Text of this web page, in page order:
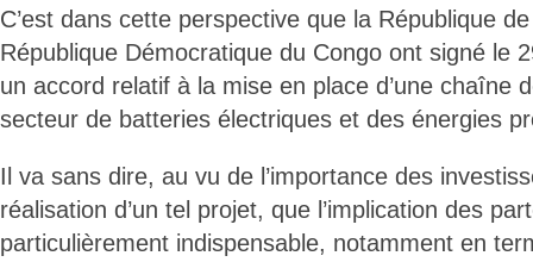
C’est dans cette perspective que la République
République Démocratique du Congo ont signé le
un accord relatif à la mise en place d’une chaîne
secteur de batteries électriques et des énergies
Il va sans dire, au vu de l’importance des
réalisation d’un tel projet, que l’implication des
particulièrement indispensable, notamment en